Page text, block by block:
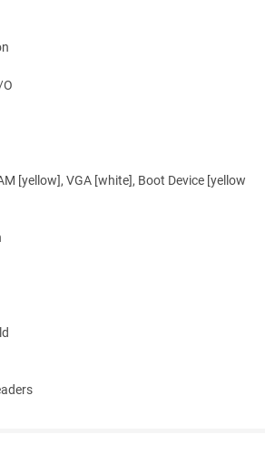
[yellow], VGA [white], Boot Device [yellow